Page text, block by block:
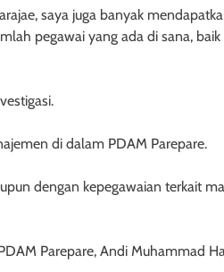
saya juga banyak
pegawai yang ada di sana,
di dalam PDAM Parepare.
dengan kepegawaian terkait
Parepare, Andi Muhammad